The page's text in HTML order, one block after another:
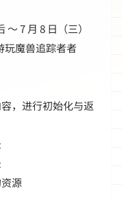
7 月 8 日（三）
玩魔兽追踪者者
，进行初始化与返
源